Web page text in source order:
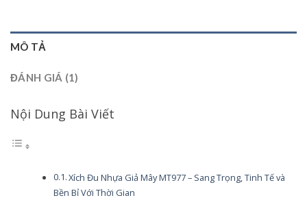
MÔ TẢ
ĐÁNH GIÁ (1)
Nội Dung Bài Viết
Xích Đu Nhựa Giả Mây MT977 – Sang Trọng, Tinh Tế và
Bền Bỉ Với Thời Gian